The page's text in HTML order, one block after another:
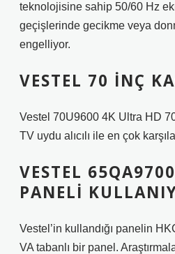
teknolojisine sahip 50/60 Hz
geçişlerinde gecikme veya
engelliyor.
VESTEL 70 INÇ
Vestel 70U9600 4K Ultra HD
TV uydu alıcılı ile en çok
VESTEL
PANELI
Vestel’in kullandığı panelin
VA tabanlı bir panel.